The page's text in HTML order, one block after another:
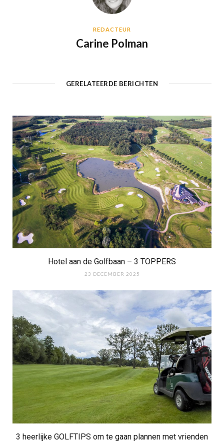
REDACTEUR
Carine Polman
GERELATEERDE BERICHTEN
Hotel aan de Golfbaan – 3 TOPPERS
23 DECEMBER 2025
3 heerlijke GOLFTIPS om te gaan plannen met vrienden